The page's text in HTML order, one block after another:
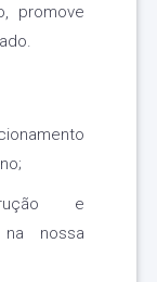
promove
e
nossa